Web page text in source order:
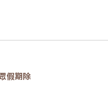
假期除